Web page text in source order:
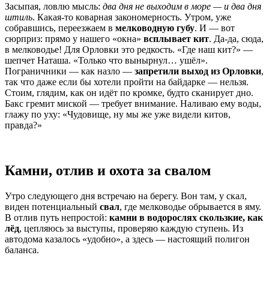
Засыпая, ловлю мысль: два дня не выходим в море — и два дня
штиль. Какая-то коварная закономерность. Утром, уже
собравшись, переезжаем в мелководную губу. И — вот
сюрприз: прямо у нашего «окна» всплывает кит. Да-да, сюда,
в мелководье! Для Орловки это редкость. «Где наш кит?» —
шепчет Наташа. «Только что вынырнул… ушёл».
Пограничники — как назло — запретили выход из Орловки,
так что даже если бы хотели пройти на байдарке — нельзя.
Стоим, глядим, как он идёт по кромке, будто сканирует дно.
Бакс гремит миской — требует внимание. Наливаю ему воды,
глажу по уху: «Чудовище, ну мы же уже видели китов,
правда?»
Камни, отлив и охота за свалом
Утро следующего дня встречаю на берегу. Вон там, у скал,
виден потенциальный свал, где мелководье обрывается в яму.
В отлив путь непростой: камни в водорослях скользкие, как
лёд, цепляюсь за выступы, проверяю каждую ступень. Из
автодома казалось «удобно», а здесь — настоящий полигон
баланса.